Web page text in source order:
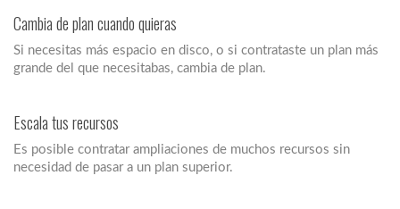
Cambia de plan cuando quieras
Si necesitas más espacio en disco, o si contrataste un plan más
grande del que necesitabas, cambia de plan.
Escala tus recursos
Es posible contratar ampliaciones de muchos recursos sin
necesidad de pasar a un plan superior.